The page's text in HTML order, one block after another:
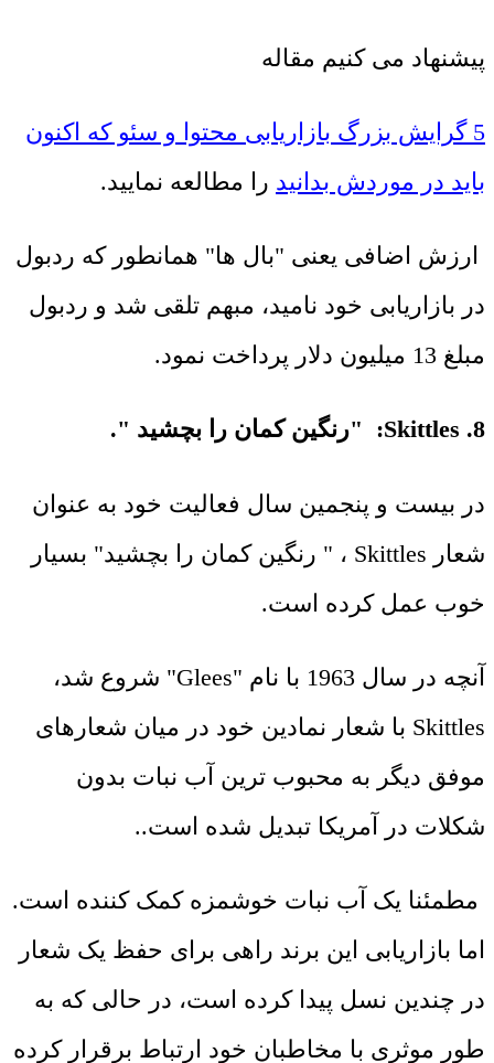
پیشنهاد می کنیم مقاله
5 گرایش بزرگ بازاریابی محتوا و سئو که اکنون
باید در موردش بدانید را مطالعه نمایید.
ارزش اضافی یعنی "بال ها" همانطور که ردبول
در بازاریابی خود نامید، مبهم تلقی شد و ردبول
مبلغ 13 میلیون دلار پرداخت نمود.
8. Skittles: "رنگین کمان را بچشید ".
در بیست و پنجمین سال فعالیت خود به عنوان
شعار Skittles ، " رنگین کمان را بچشید" بسیار
خوب عمل کرده است.
آنچه در سال 1963 با نام "Glees" شروع شد،
Skittles با شعار نمادین خود در میان شعارهای
موفق دیگر به محبوب ترین آب نبات بدون
شکلات در آمریکا تبدیل شده است..
مطمئنا یک آب نبات خوشمزه کمک کننده است.
اما بازاریابی این برند راهی برای حفظ یک شعار
در چندین نسل پیدا کرده است، در حالی که به
طور موثری با مخاطبان خود ارتباط برقرار کرده